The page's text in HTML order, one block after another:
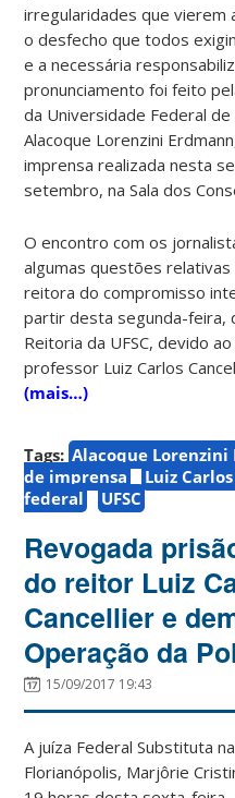
irregularidades que vierem
o desfecho que todos
e a necessária
pronunciamento foi feito
da Universidade Federal de
Alacoque Lorenzini
imprensa realizada nesta
setembro, na Sala dos
O encontro com os
algumas questões
reitora do compromisso
partir desta segunda-feira,
Reitoria da UFSC, devido
professor Luiz Carlos
(mais…)
Tags: Alacoque Lorenzini
de imprensa
Luiz
federal
UFSC
Revogada
do reitor Luiz
Cancellier e
Operação da
15/09/2017 19:43
A juíza Federal Substituta
Florianópolis, Marjôrie